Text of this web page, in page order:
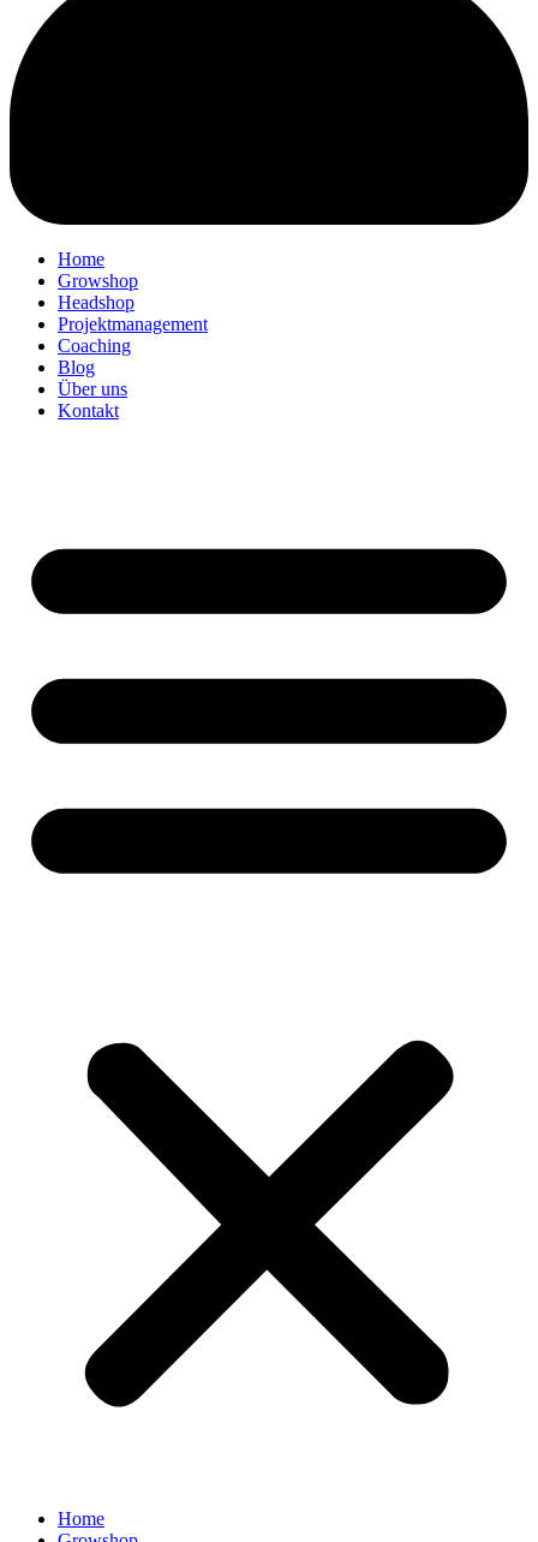
Home
Growshop
Headshop
Projektmanagement
Coaching
Blog
Über uns
Kontakt
Home